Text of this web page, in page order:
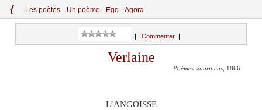
{ Les poètes Un poème Ego Agora
Commenter
Verlaine
Poèmes saturniens , 1866
L’ANGOISSE